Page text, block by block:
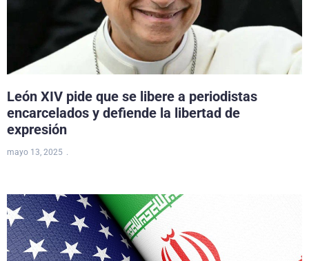
León XIV pide que se libere a periodistas
encarcelados y defiende la libertad de
expresión
mayo 13, 2025